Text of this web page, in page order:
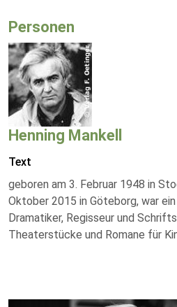
Personen
Henning Mankell
Text
geboren am 3. Februar 1948 in
Oktober 2015 in Göteborg, war
Dramatiker, Regisseur und
Theaterstücke und Romane für